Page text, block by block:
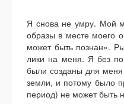
Я снова не умру. Мой
образы в месте моего
может быть познан».
лики на меня. Я без
были созданы для
земли, и потому было
период) не может быть